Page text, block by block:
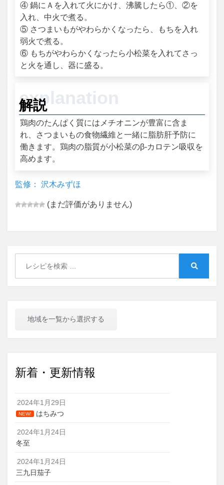
④ 鍋にＡを入れて火にかけ、沸騰したら①、②を
入れ、中火で煮る。
⑤ さつまいもがやわらかくなったら、もちを入れ
弱火で煮る。
⑥ もちがやわらかくなったら小松菜を入れてさっ
と火を通し、器に盛る。
解説
鶏肉のたんぱく質にはメチオニンが豊富に含ま
れ、さつまいもの食物繊維と一緒に脂肪肝予防に
働きます。鶏肉の脂質が小松菜のβ-カロテン吸収を
高めます。
監修： 沢木みずほ
(まだ評価がありません)
地域を一覧から選択する
新着・更新情報
2024年1月29日
NEW! はちみつ
2024年1月24日
冬至
2024年1月24日
三九日茄子